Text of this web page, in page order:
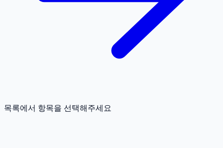
목록에서 항목을 선택해주세요